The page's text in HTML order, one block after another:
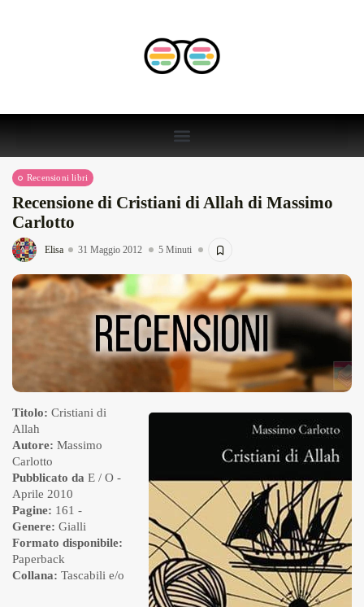
Recensioni libri
Recensione di Cristiani di Allah di Massimo
Carlotto
Elisa 31 Maggio 2012 5 Minuti
Titolo: Cristiani di
Allah
Autore: Massimo
Carlotto
Pubblicato da E / O -
Aprile 2010
Pagine: 161 -
Genere: Gialli
Formato disponibile:
Paperback
Collana: Tascabili e/o